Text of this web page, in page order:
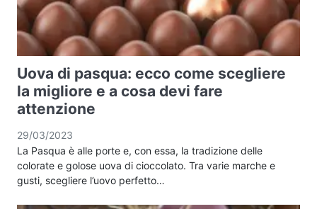
Uova di pasqua: ecco come scegliere
la migliore e a cosa devi fare
attenzione
29/03/2023
La Pasqua è alle porte e, con essa, la tradizione delle
colorate e golose uova di cioccolato. Tra varie marche e
gusti, scegliere l’uovo perfetto…